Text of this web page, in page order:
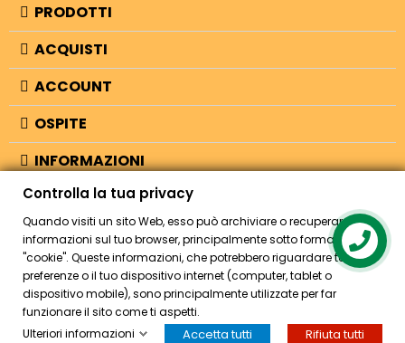
PRODOTTI
ACQUISTI
ACCOUNT
OSPITE
INFORMAZIONI
NEGOZIO
© 2026 - Bellearti.it -credits
HOME ACCOUNT CASSA CERCA
Controlla la tua privacy
Quando visiti un sito Web, esso può archiviare o recuperare
informazioni sul tuo browser, principalmente sotto forma di
"cookie". Queste informazioni, che potrebbero riguardare te, le tue
preferenze o il tuo dispositivo internet (computer, tablet o
dispositivo mobile), sono principalmente utilizzate per far
funzionare il sito come ti aspetti.
Ulteriori informazioni
Accetta tutti Rifiuta tutti
Contact us